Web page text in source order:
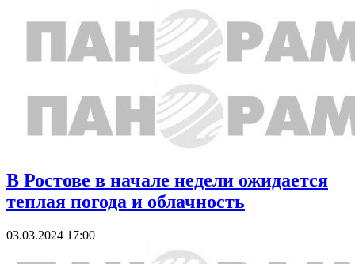
В Ростове в начале недели ожидается
теплая погода и облачность
03.03.2024 17:00